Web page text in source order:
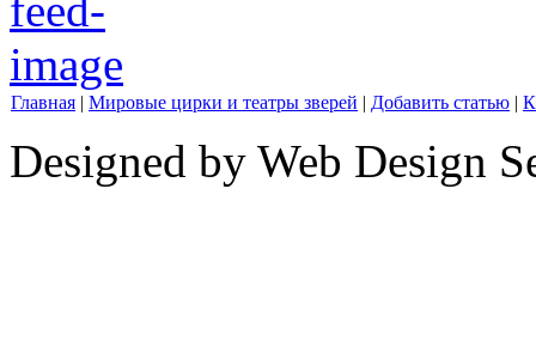
Главная | Мировые цирки и театры зверей | Добавить статью |
Designed by Web Design